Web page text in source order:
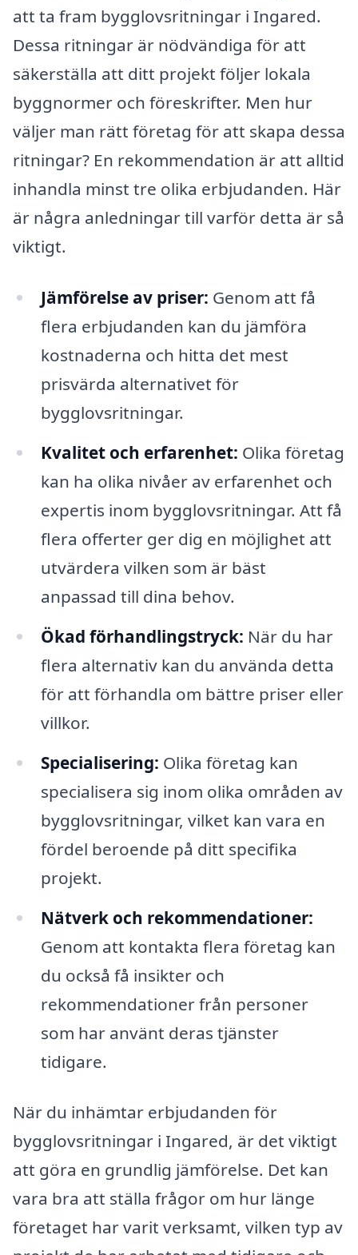
att ta fram bygglovsritningar i Ingared.
Dessa ritningar är nödvändiga för att
säkerställa att ditt projekt följer lokala
byggnormer och föreskrifter. Men hur
väljer man rätt företag för att skapa dessa
ritningar? En rekommendation är att alltid
inhandla minst tre olika erbjudanden. Här
är några anledningar till varför detta är så
viktigt.
Jämförelse av priser: Genom att få
flera erbjudanden kan du jämföra
kostnaderna och hitta det mest
prisvärda alternativet för
bygglovsritningar.
Kvalitet och erfarenhet: Olika företag
kan ha olika nivåer av erfarenhet och
expertis inom bygglovsritningar. Att få
flera offerter ger dig en möjlighet att
utvärdera vilken som är bäst
anpassad till dina behov.
Ökad förhandlingstryck: När du har
flera alternativ kan du använda detta
för att förhandla om bättre priser eller
villkor.
Specialisering: Olika företag kan
specialisera sig inom olika områden av
bygglovsritningar, vilket kan vara en
fördel beroende på ditt specifika
projekt.
Nätverk och rekommendationer:
Genom att kontakta flera företag kan
du också få insikter och
rekommendationer från personer
som har använt deras tjänster
tidigare.
När du inhämtar erbjudanden för
bygglovsritningar i Ingared, är det viktigt
att göra en grundlig jämförelse. Det kan
vara bra att ställa frågor om hur länge
företaget har varit verksamt, vilken typ av